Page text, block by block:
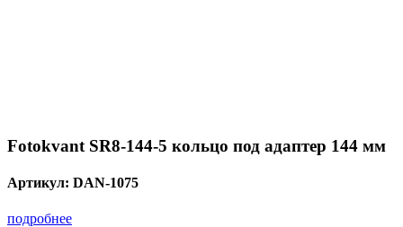
Fotokvant SR8-144-5 кольцо под адаптер 144 мм
Артикул: DAN-1075
подробнее